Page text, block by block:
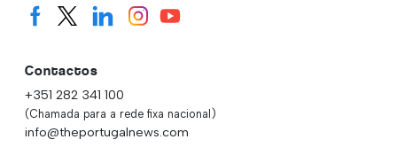
Contactos
+351 282 341 100
(Chamada para a rede fixa nacional)
info@theportugalnews.com